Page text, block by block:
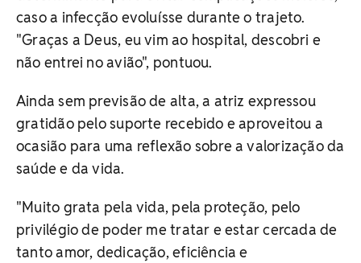
caso a infecção evoluísse durante o trajeto.
"Graças a Deus, eu vim ao hospital, descobri e
não entrei no avião", pontuou.
Ainda sem previsão de alta, a atriz expressou
gratidão pelo suporte recebido e aproveitou a
ocasião para uma reflexão sobre a valorização da
saúde e da vida.
"Muito grata pela vida, pela proteção, pelo
privilégio de poder me tratar e estar cercada de
tanto amor, dedicação, eficiência e